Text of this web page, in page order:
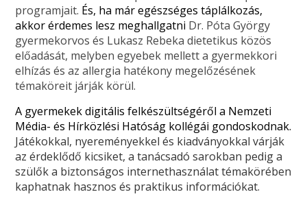
programjait. És, ha már egészséges táplálkozás,
akkor érdemes lesz meghallgatni Dr. Póta György
gyermekorvos és Lukasz Rebeka dietetikus közös
előadását, melyben egyebek mellett a gyermekkori
elhízás és az allergia hatékony megelőzésének
témaköreit járják körül.
A gyermekek digitális felkészültségéről a Nemzeti
Média- és Hírközlési Hatóság kollégái gondoskodnak.
Játékokkal, nyereményekkel és kiadványokkal várják
az érdeklődő kicsiket, a tanácsadó sarokban pedig a
szülők a biztonságos internethasználat témakörében
kaphatnak hasznos és praktikus információkat.